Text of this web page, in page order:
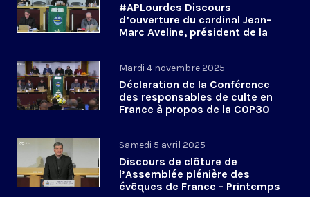
#APLourdes Discours
d’ouverture du cardinal Jean-
Marc Aveline, président de la
Mardi 4 novembre 2025
Déclaration de la Conférence
des responsables de culte en
France à propos de la COP30
Samedi 5 avril 2025
Discours de clôture de
l’Assemblée plénière des
évêques de France - Printemps